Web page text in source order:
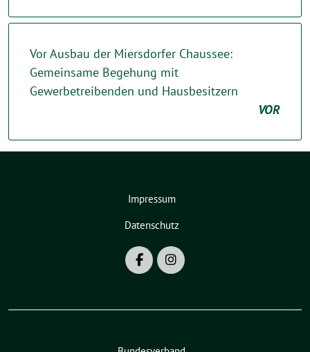
Vor Ausbau der Miersdorfer Chaussee:
Gemeinsame Begehung mit
Gewerbetreibenden und Hausbesitzern
VOR
Impressum
Datenschutz